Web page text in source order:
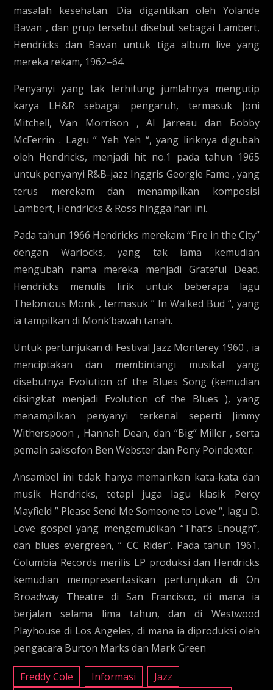
masalah kesehatan. Dia digantikan oleh Yolande
Bavan , dan grup tersebut disebut sebagai Lambert,
Hendricks dan Bavan untuk tiga album live yang
mereka rekam, 1962–64.
Penyanyi yang tak terhitung jumlahnya mengutip
karya LH&R sebagai pengaruh, termasuk Joni
Mitchell, Van Morrison , Al Jarreau dan Bobby
McFerrin . Lagu ” Yeh Yeh “, yang liriknya digubah
oleh Hendricks, menjadi hit no.1 pada tahun 1965
untuk penyanyi R&B-jazz Inggris Georgie Fame , yang
terus merekam dan menampilkan komposisi
Lambert, Hendricks & Ross hingga hari ini.
Pada tahun 1966 Hendricks merekam “Fire in the City”
dengan Warlocks, yang tak lama kemudian
mengubah nama mereka menjadi Grateful Dead.
Hendricks menulis lirik untuk beberapa lagu
Thelonious Monk , termasuk ” In Walked Bud “, yang
ia tampilkan di Monk’bawah tanah.
Untuk pertunjukan di Festival Jazz Monterey 1960 , ia
menciptakan dan membintangi musikal yang
disebutnya Evolution of the Blues Song (kemudian
disingkat menjadi Evolution of the Blues ), yang
menampilkan penyanyi terkenal seperti Jimmy
Witherspoon , Hannah Dean, dan “Big” Miller , serta
pemain saksofon Ben Webster dan Pony Poindexter.
Ansambel ini tidak hanya memainkan kata-kata dan
musik Hendricks, tetapi juga lagu klasik Percy
Mayfield ” Please Send Me Someone to Love “, lagu D.
Love gospel yang mengemudikan “That’s Enough”,
dan blues evergreen, ” CC Rider”. Pada tahun 1961,
Columbia Records merilis LP produksi dan Hendricks
kemudian mempresentasikan pertunjukan di On
Broadway Theatre di San Francisco, di mana ia
berjalan selama lima tahun, dan di Westwood
Playhouse di Los Angeles, di mana ia diproduksi oleh
pengacara Burton Marks dan Mark Green
Freddy Cole Informasi Jazz